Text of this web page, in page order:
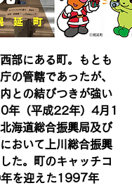
部にある町。もとも
の管轄であったが、
との結びつきが強い
年（平成22年）4月1
海道総合振興局及び
おいて上川総合振興
た。町のキャッチコ
を迎えた1997年